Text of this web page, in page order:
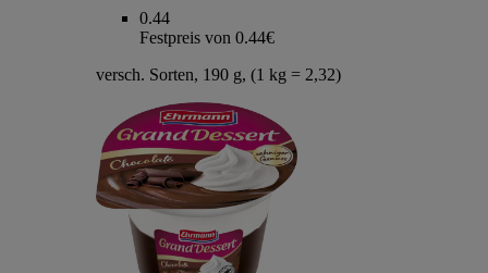
0.44
Festpreis von 0.44€
versch. Sorten, 190 g, (1 kg = 2,32)